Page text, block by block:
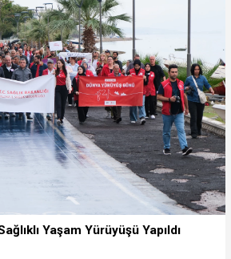
Yaşam Yürüyüşü Yapıldı